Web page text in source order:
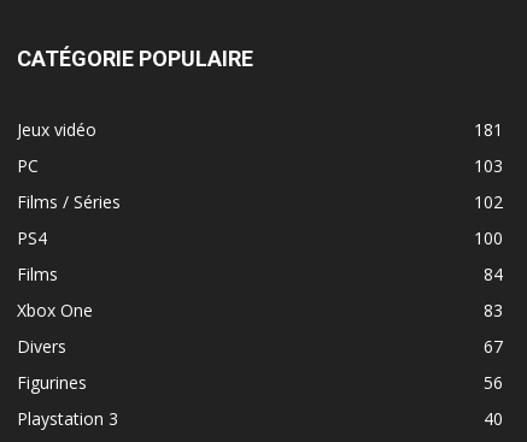
CATÉGORIE POPULAIRE
Jeux vidéo
181
PC
103
Films / Séries
102
PS4
100
Films
84
Xbox One
83
Divers
67
Figurines
56
Playstation 3
40